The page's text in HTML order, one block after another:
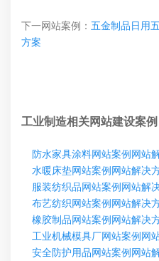
下一网站案例： 五金制品日用
方案
工业制造相关网站建设案例
防水家具涂料网站案例网站
水暖床垫网站案例网站解决
服装纺织品网站案例网站解
布艺纺织网站案例网站解决
橡胶制品网站案例网站解决
工业机械模具厂网站案例网
安全防护用品网站案例网站